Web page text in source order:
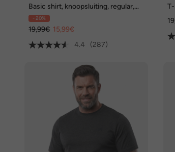
Basic shirt, knoopsluiting, regular,
lange mouw
- 20%
19,99€ 15,99€
4.4
(287)